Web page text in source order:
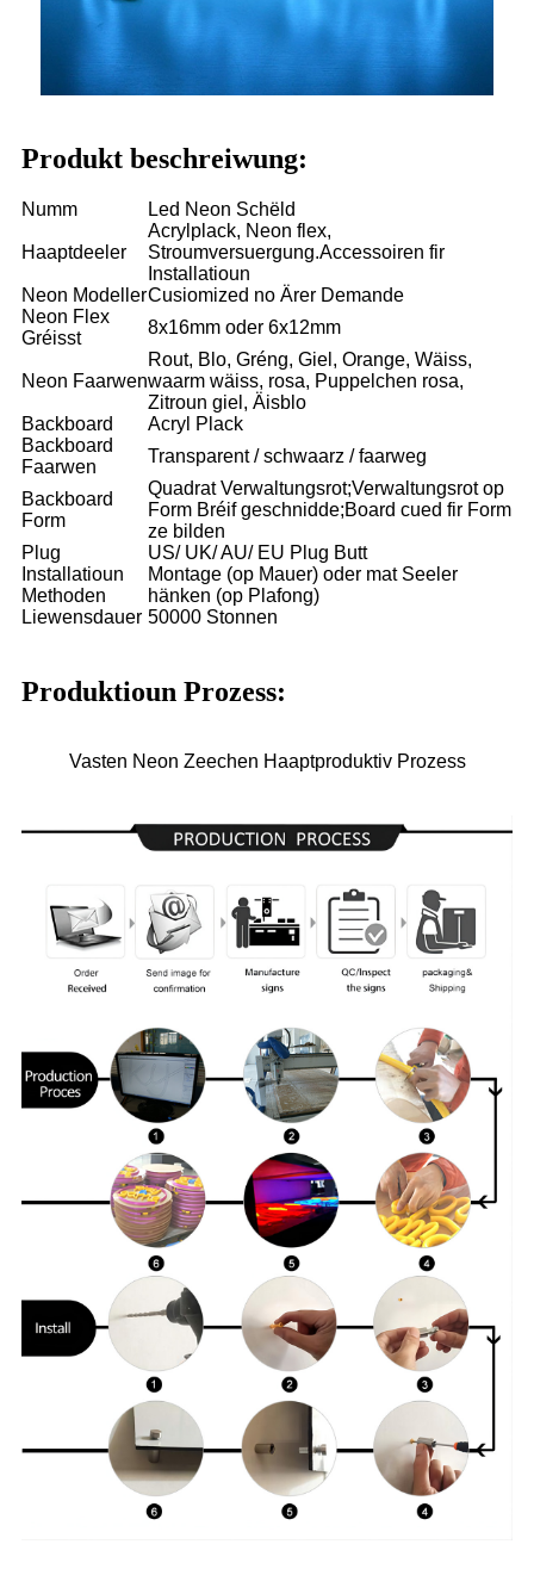
Produkt beschreiwung:
Numm Led Neon Schëld
Haaptdeeler
Acrylplack, Neon flex,
Stroumversuergung.Accessoiren fir
Installatioun
Neon ModellerCusiomized no Ärer Demande
Neon Flex
Gréisst
8x16mm oder 6x12mm
Neon Faarwen
Rout, Blo, Gréng, Giel, Orange, Wäiss,
waarm wäiss, rosa, Puppelchen rosa,
Zitroun giel, Äisblo
Backboard
Acryl Plack
Backboard
Faarwen
Transparent / schwaarz / faarweg
Backboard
Form
Quadrat Verwaltungsrot;Verwaltungsrot op
Form Bréif geschnidde;Board cued fir Form
ze bilden
Plug
US/ UK/ AU/ EU Plug Butt
Installatioun
Methoden
Montage (op Mauer) oder mat Seeler
hänken (op Plafong)
Liewensdauer 50000 Stonnen
Produktioun Prozess:
Vasten Neon Zeechen Haaptproduktiv Prozess